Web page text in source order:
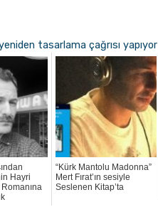
tasarlama çağrısı yapıyor
Hayri
“Kürk Mantolu Madonna”
Mert Fırat’ın sesiyle
Seslenen Kitap’ta